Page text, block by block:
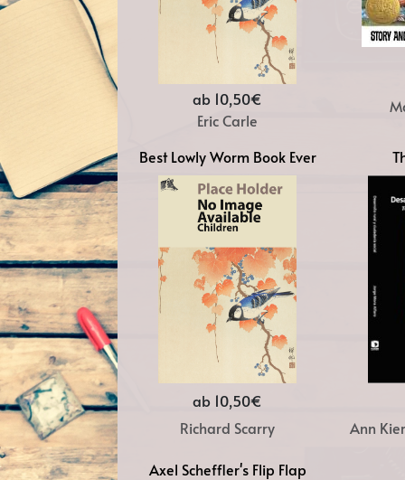
ab 10,50€
Eric Carle
Best Lowly Worm Book Ever
ab 10,50€
Richard Scarry
Ann
Axel Scheffler's Flip Flap